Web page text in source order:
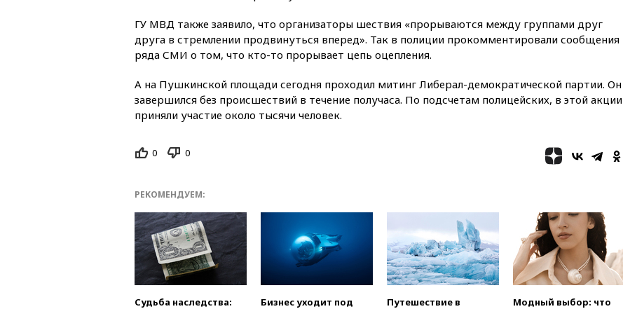
вчера, 21:15 Пентагон
опубликовал 16 новых видео с
вчера, 21:00На границе
Украины с Польшей скопилось
свыше 6,5 тысячи грузовиков
пройдет в 2026 году
Велосипедист
погиб при атаке FPV-дрона в
Белгородской области
вчера, 20:30
Лидию Невзорову
заочно арестовали по делу о
финансировании
ГУ МВД также заявило, что организаторы шествия «прорываются между группами друг
друга в стремлении продвинуться вперед». Так в полиции прокомментировали сообщения
ряда СМИ о том, что кто-то прорывает цепь оцепления.
А на Пушкинской площади сегодня проходил митинг Либерал-демократической партии. Он
завершился без происшествий в течение получаса. По подсчетам полицейских, в этой акции
приняли участие около тысячи человек.
0 0
РЕКОМЕНДУЕМ:
Судьба наследства:
Бизнес уходит под
Путешествие в
Модный выбор: что